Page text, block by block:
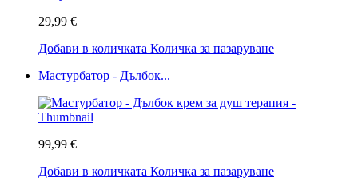
29,99 €
Добави в количката Количка за пазаруване
Мастурбатор - Дълбок...
99,99 €
Добави в количката Количка за пазаруване